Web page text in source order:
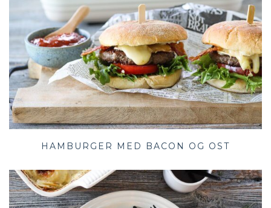
HAMBURGER MED BACON OG OST